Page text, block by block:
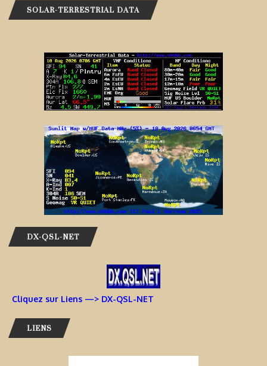
SOLAR-TERRESTRIAL DATA
DX-QSL-NET
Cliquez sur Liens —> DX-QSL-NET
LIENS